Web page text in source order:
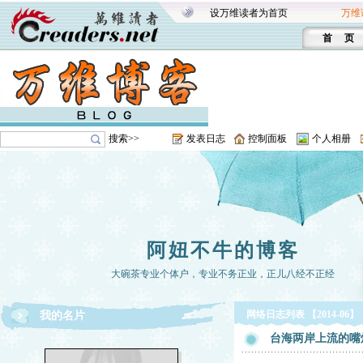
设万维读者为首页 万维
首 页
搜索>> 发表日志 控制面板 个人相册
阿妞不牛的博客
大碗茶专业个体户，专业不务正业，正儿八经不正经
我的名片 网络日志列表 【2014-06】
台海两岸上流的嘴